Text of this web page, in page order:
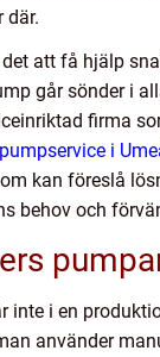
där.
att få hjälp
går sönder i
firma
pumpservice i
kan föreslå
behov och
inte i en
använder